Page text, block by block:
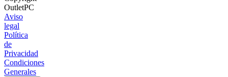
OutletPC
Aviso
legal
Política
de
Privacidad
Condiciones
Generales